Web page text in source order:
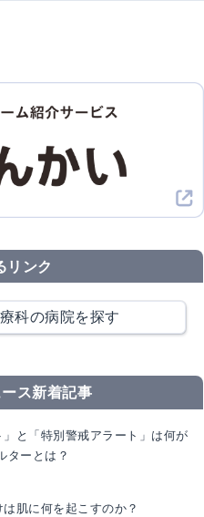
リンク
科の病院を探す
ス新着記事
と「特別警戒アラート」は何が
ターとは？
肌に何を起こすのか？